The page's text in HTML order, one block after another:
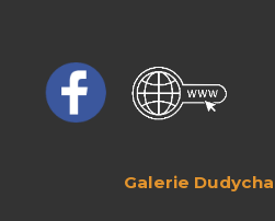
Galerie Dudycha